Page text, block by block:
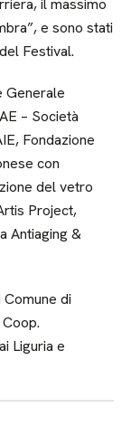
il massimo
e sono stati
Festival.
Generale
– Società
Fondazione
con
del vetro
Project,
Antiaging &
Comune di
Liguria e